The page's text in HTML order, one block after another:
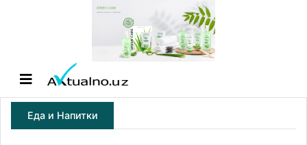
Еда и Напитки